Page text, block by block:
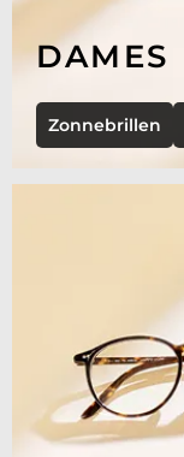
DAMES
Zonnebrillen